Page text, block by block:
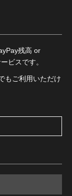
残高 or
ビスです。
もご利用いただけ